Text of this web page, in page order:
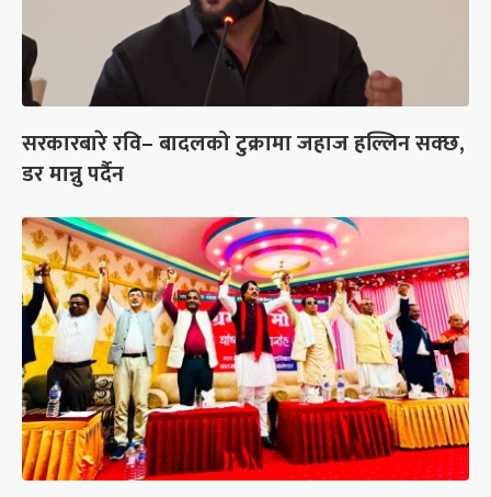
सरकारबारे रवि– बादलको टुक्रामा जहाज हल्लिन सक्छ,
डर मान्नु पर्दैन